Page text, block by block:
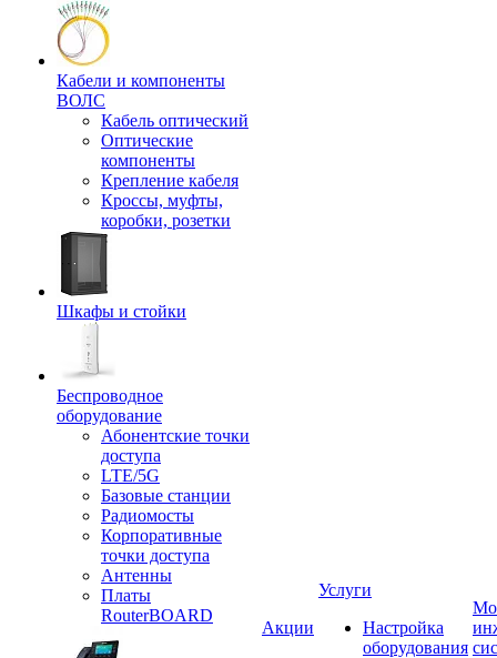
Кабели и компоненты
ВОЛС
Кабель оптический
Оптические
компоненты
Крепление кабеля
Кроссы, муфты,
коробки, розетки
Шкафы и стойки
Беспроводное
оборудование
Абонентские точки
доступа
LTE/5G
Базовые станции
Радиомосты
Корпоративные
точки доступа
Антенны
Платы
RouterBOARD
Акции
Услуги
Настройка
оборудования